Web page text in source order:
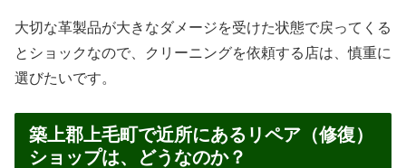
大切な革製品が大きなダメージを受けた状態で戻ってくる
とショックなので、クリーニングを依頼する店は、慎重に
選びたいです。
築上郡上毛町で近所にあるリペア（修復）
ショップは、どうなのか？